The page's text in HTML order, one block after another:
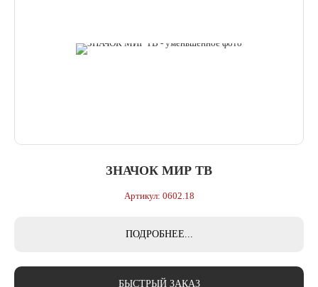
ЗНАЧОК МИР ТВ
Артикул: 0602.18
ПОДРОБНЕЕ...
БЫСТРЫЙ ЗАКАЗ